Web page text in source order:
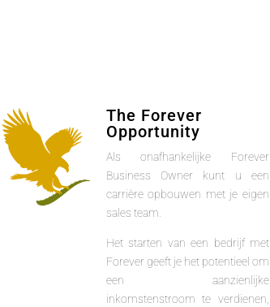
The Forever
Opportunity
Als onafhankelijke Forever
Business Owner kunt u een
carrière opbouwen met je eigen
sales team.
Het starten van een bedrijf met
Forever geeft je het potentieel om
een aanzienlijke
inkomstenstroom te verdienen,